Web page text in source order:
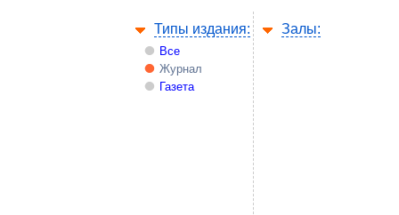
Типы издания:
Все
Журнал
Газета
Залы: